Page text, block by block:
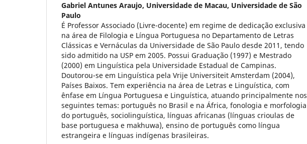
Gabriel Antunes Araujo, Universidade de Macau, Universidade de São
Paulo
É Professor Associado (Livre-docente) em regime de dedicação exclusiva
na área de Filologia e Língua Portuguesa no Departamento de Letras
Clássicas e Vernáculas da Universidade de São Paulo desde 2011, tendo
sido admitido na USP em 2005. Possui Graduação (1997) e Mestrado
(2000) em Linguística pela Universidade Estadual de Campinas.
Doutorou-se em Linguística pela Vrije Universiteit Amsterdam (2004),
Países Baixos. Tem experiência na área de Letras e Linguística, com
ênfase em Língua Portuguesa e Linguística, atuando principalmente nos
seguintes temas: português no Brasil e na África, fonologia e morfologia
do português, sociolinguística, línguas africanas (línguas crioulas de
base portuguesa e makhuwa), ensino de português como língua
estrangeira e línguas indígenas brasileiras.